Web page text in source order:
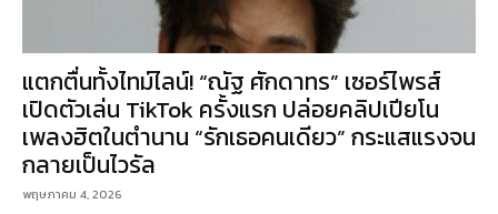
แตกตื่นทั้งไทม์ไลน์! “ณัฐ ศักดาทร” เซอร์ไพรส์
เปิดตัวเล่น TikTok ครั้งแรก ปล่อยคลิปเปียโน
เพลงฮิตในตำนาน “รักเธอคนเดียว” กระแสแรงจน
กลายเป็นไวรัล
พฤษภาคม 4, 2026